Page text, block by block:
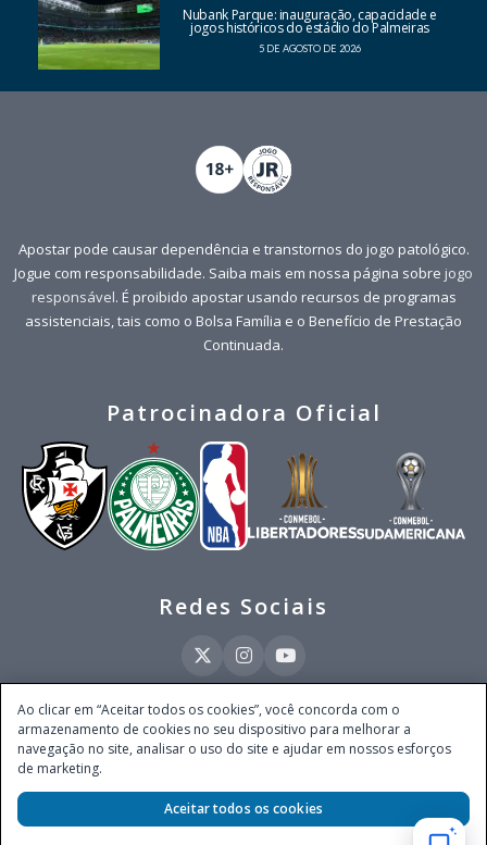
Nubank Parque: inauguração, capacidade e
jogos históricos do estádio do Palmeiras
5 DE AGOSTO DE 2026
Apostar pode causar dependência e transtornos do jogo patológico.
Jogue com responsabilidade. Saiba mais em nossa página sobre jogo
responsável. É proibido apostar usando recursos de programas
assistenciais, tais como o Bolsa Família e o Benefício de Prestação
Continuada.
Patrocinadora Oficial
Redes Sociais
Este site é operado pela Ventmear Brasil LTDA (CNPJ 52.868.380/0001-84), com
endereço na Avenida Brigadeiro Faria Lima, nº 4.055, 3º andar, Itaim Bibi, no
Município de São Paulo, Estado de São Paulo, CEP 04538-133, Brasil - empresa
Secretaria de Prêmios e Apostas do Ministério da Fazenda, conforme Portaria nº
247, de 07.02.2025, publicada no DOU em 11.2.2025.
Ao clicar em “Aceitar todos os cookies”, você concorda com o
armazenamento de cookies no seu dispositivo para melhorar a
navegação no site, analisar o uso do site e ajudar em nossos esforços
de marketing.
Aceitar todos os cookies